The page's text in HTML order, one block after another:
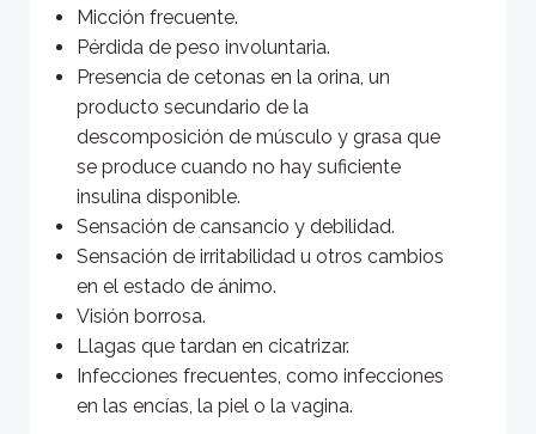
Micción frecuente.
Pérdida de peso involuntaria.
Presencia de cetonas en la orina, un
producto secundario de la
descomposición de músculo y grasa que
se produce cuando no hay suficiente
insulina disponible.
Sensación de cansancio y debilidad.
Sensación de irritabilidad u otros cambios
en el estado de ánimo.
Visión borrosa.
Llagas que tardan en cicatrizar.
Infecciones frecuentes, como infecciones
en las encías, la piel o la vagina.